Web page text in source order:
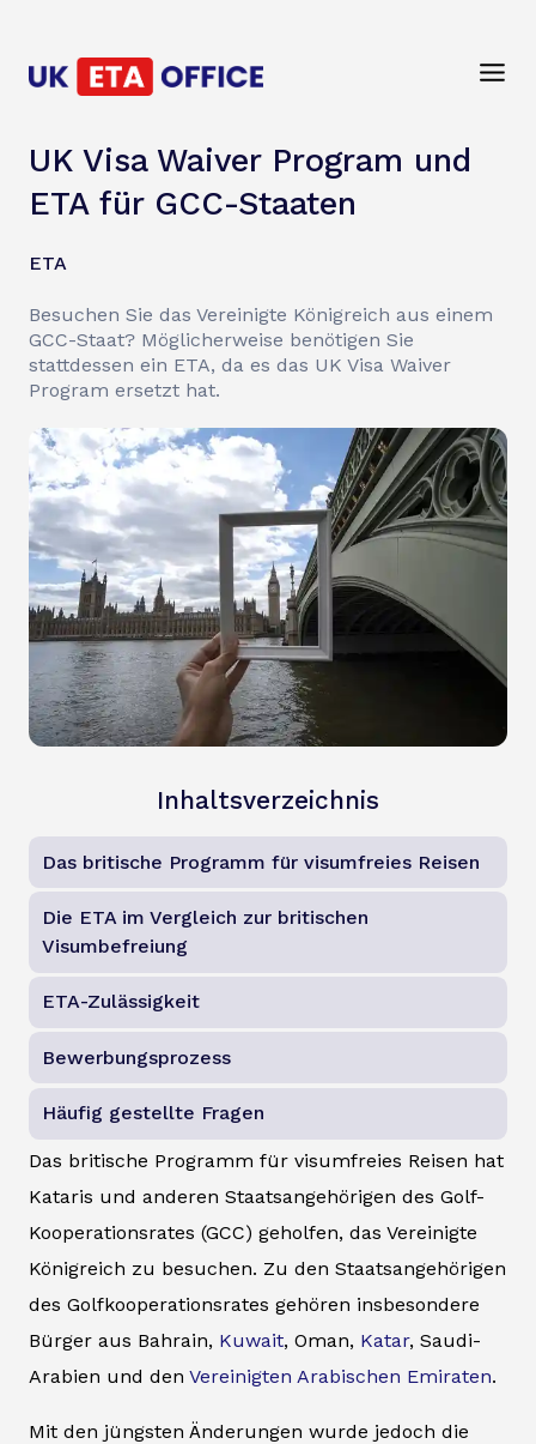
UK Visa Waiver Program und
ETA für GCC-Staaten
ETA
Besuchen Sie das Vereinigte Königreich aus einem
GCC-Staat? Möglicherweise benötigen Sie
stattdessen ein ETA, da es das UK Visa Waiver
Program ersetzt hat.
Inhaltsverzeichnis
Das britische Programm für visumfreies Reisen
Die ETA im Vergleich zur britischen
Visumbefreiung
ETA-Zulässigkeit
Bewerbungsprozess
Häufig gestellte Fragen
Das britische Programm für visumfreies Reisen hat
Kataris und anderen Staatsangehörigen des Golf-
Kooperationsrates (GCC) geholfen, das Vereinigte
Königreich zu besuchen. Zu den Staatsangehörigen
des Golfkooperationsrates gehören insbesondere
Bürger aus Bahrain, Kuwait, Oman, Katar, Saudi-
Arabien und den Vereinigten Arabischen Emiraten.
Mit den jüngsten Änderungen wurde jedoch die